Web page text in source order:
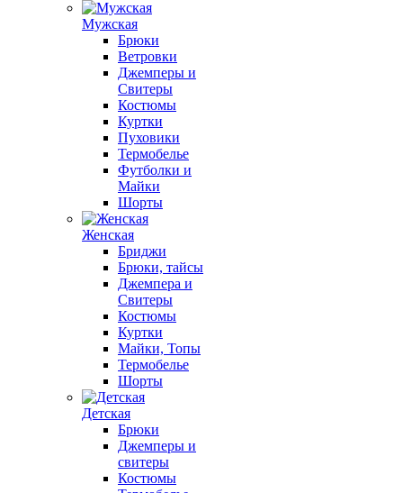
Мужская
Брюки
Ветровки
Джемперы и
Свитеры
Костюмы
Куртки
Пуховики
Термобелье
Футболки и
Майки
Шорты
Женская
Бриджи
Брюки, тайсы
Джемпера и
Свитеры
Костюмы
Куртки
Майки, Топы
Термобелье
Шорты
Детская
Брюки
Джемперы и
свитеры
Костюмы